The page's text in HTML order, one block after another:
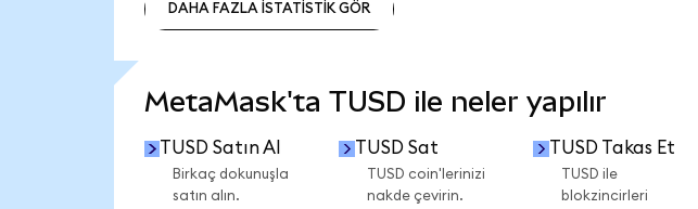
DAHA FAZLA İSTATİSTİK GÖR
MetaMask'ta TUSD ile neler yapılır
TUSD Satın Al
Birkaç dokunuşla
satın alın.
TUSD Sat
TUSD coin'lerinizi
nakde çevirin.
TUSD Takas Et
TUSD ile
blokzincirleri